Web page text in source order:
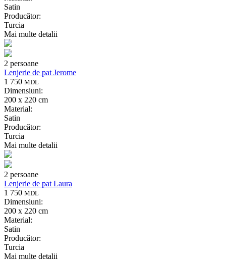
Satin
Producător:
Turcia
Mai multe detalii
2 persoane
Lenjerie de pat Jerome
1 750 MDL
Dimensiuni:
200 x 220 cm
Material:
Satin
Producător:
Turcia
Mai multe detalii
2 persoane
Lenjerie de pat Laura
1 750 MDL
Dimensiuni:
200 x 220 cm
Material:
Satin
Producător:
Turcia
Mai multe detalii